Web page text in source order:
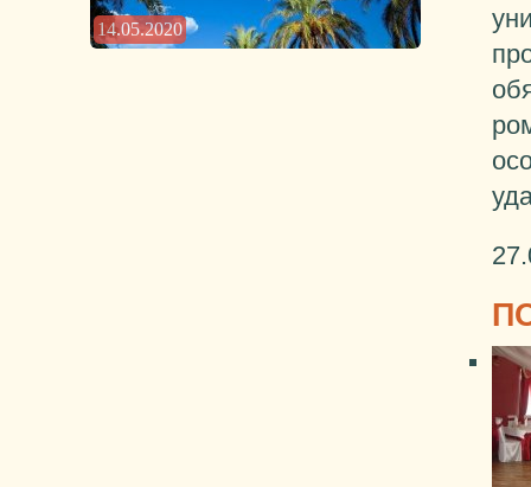
14.05.2020